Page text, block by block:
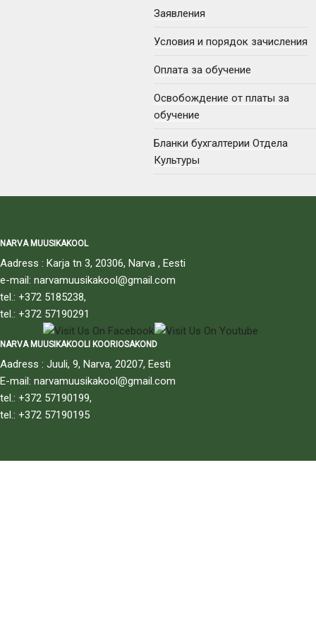
Заявления
Условия и порядок зачисления
Оплата за обучение
Освобождение от платы за
обучение
Бланки бухгалтерии Отдела
Культуры
NARVA MUUSIKAKOOL
Aadress : Karja tn 3, 20306, Narva , Eesti
e-mail: narvamuusikakool@gmail.com
tel.: +372 5185238,
tel.: +372 57190291
NARVA MUUSIKAKOOLI KOORIOSAKOND
Aadress : Juuli, 9, Narva, 20207, Eesti
E-mail: narvamuusikakool@gmail.com
tel.: +372 57190199,
tel.: +372 57190195